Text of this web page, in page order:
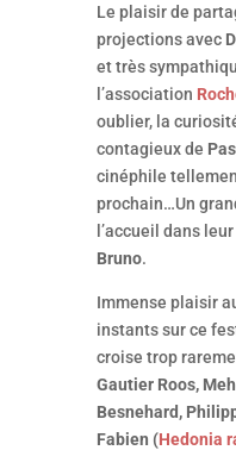
Le plaisir de
projections avec
et très
l’association
oublier, la
contagieux de
cinéphile
prochain…Un
l’accueil dans
Bruno.
Immense plaisir
instants sur ce
croise trop
Gautier Roos,
Besnehard,
Fabien (Hedonia